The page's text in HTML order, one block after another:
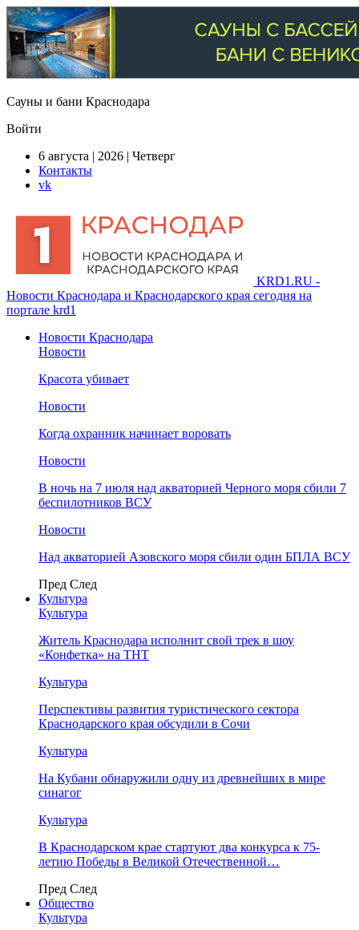
Сауны и бани Краснодара
Войти
6 августа | 2026 | Четверг
Контакты
vk
KRD1.RU -
Новости Краснодара и Краснодарского края сегодня на
портале krd1
Новости Краснодара
Новости
Красота убивает
Новости
Когда охранник начинает воровать
Новости
В ночь на 7 июля над акваторией Черного моря сбили 7
беспилотников ВСУ
Новости
Над акваторией Азовского моря сбили один БПЛА ВСУ
Пред След
Культура
Культура
Житель Краснодара исполнит свой трек в шоу
«Конфетка» на ТНТ
Культура
Перспективы развития туристического сектора
Краснодарского края обсудили в Сочи
Культура
На Кубани обнаружили одну из древнейших в мире
синагог
Культура
В Краснодарском крае стартуют два конкурса к 75-
летию Победы в Великой Отечественной…
Пред След
Общество
Культура